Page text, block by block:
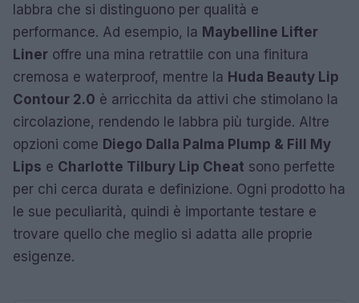
labbra che si distinguono per qualità e
performance. Ad esempio, la Maybelline Lifter
Liner offre una mina retrattile con una finitura
cremosa e waterproof, mentre la Huda Beauty Lip
Contour 2.0 è arricchita da attivi che stimolano la
circolazione, rendendo le labbra più turgide. Altre
opzioni come Diego Dalla Palma Plump & Fill My
Lips e Charlotte Tilbury Lip Cheat sono perfette
per chi cerca durata e definizione. Ogni prodotto ha
le sue peculiarità, quindi è importante testare e
trovare quello che meglio si adatta alle proprie
esigenze.